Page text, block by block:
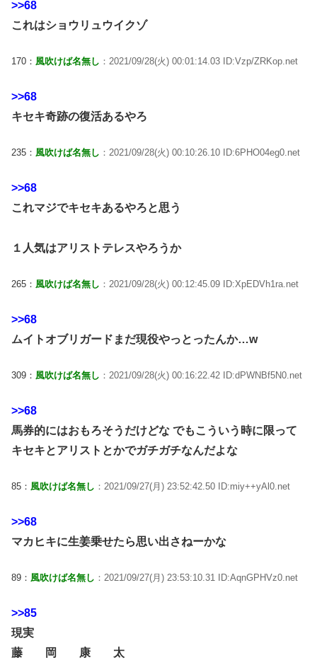
>>68
これはショウリュウイクゾ
170： 風吹けば名無し ：2021/09/28(火) 00:01:14.03 ID:Vzp/ZRKop.net
>>68
キセキ奇跡の復活あるやろ
235： 風吹けば名無し ：2021/09/28(火) 00:10:26.10 ID:6PHO04eg0.net
>>68
これマジでキセキあるやろと思う
１人気はアリストテレスやろうか
265： 風吹けば名無し ：2021/09/28(火) 00:12:45.09 ID:XpEDVh1ra.net
>>68
ムイトオブリガードまだ現役やっとったんか…w
309： 風吹けば名無し ：2021/09/28(火) 00:16:22.42 ID:dPWNBf5N0.net
>>68
馬券的にはおもろそうだけどな でもこういう時に限って
キセキとアリストとかでガチガチなんだよな
85： 風吹けば名無し ：2021/09/27(月) 23:52:42.50 ID:miy++yAl0.net
>>68
マカヒキに生姜乗せたら思い出さねーかな
89： 風吹けば名無し ：2021/09/27(月) 23:53:10.31 ID:AqnGPHVz0.net
>>85
現実
藤 岡 康 太